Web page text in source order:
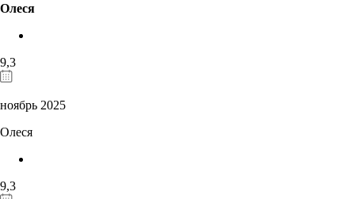
Олеся
9,3
ноябрь 2025
Олеся
9,3